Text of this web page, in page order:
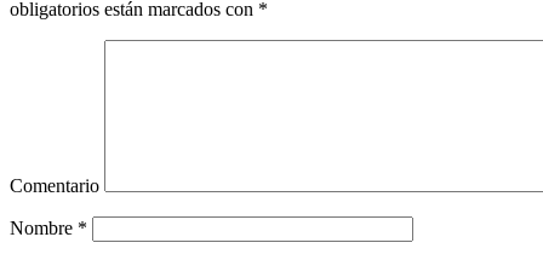
obligatorios están marcados con *
Comentario
Nombre *